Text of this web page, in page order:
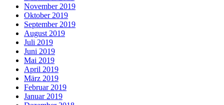
November 2019
Oktober 2019
September 2019
August 2019
Juli 2019
Juni 2019
Mai 2019
April 2019
März 2019
Februar 2019
Januar 2019